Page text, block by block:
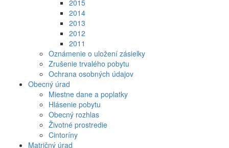
2015
2014
2013
2012
2011
Oznámenie o uložení zásielky
Zrušenie trvalého pobytu
Ochrana osobných údajov
Obecný úrad
Miestne dane a poplatky
Hlásenie pobytu
Obecný rozhlas
Životné prostredie
Cintoríny
Matričný úrad